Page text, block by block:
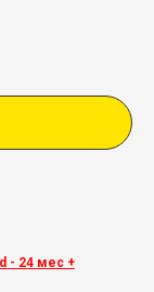
- 24 мес +